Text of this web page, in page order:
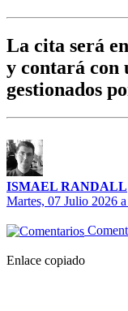
La cita será
y contará con
gestionados
ISMAEL RANDALL
Martes, 07 Julio 2026
Enlace copiado